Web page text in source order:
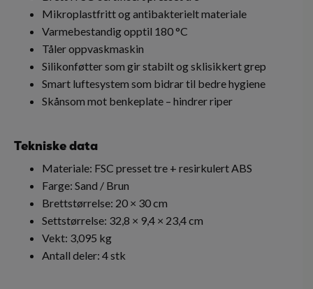
Mikroplastfritt og antibakterielt materiale
Varmebestandig opptil 180 °C
Tåler oppvaskmaskin
Silikonføtter som gir stabilt og sklisikkert grep
Smart luftesystem som bidrar til bedre hygiene
Skånsom mot benkeplate – hindrer riper
Tekniske data
Materiale: FSC presset tre + resirkulert ABS
Farge: Sand / Brun
Brettstørrelse: 20 × 30 cm
Settstørrelse: 32,8 × 9,4 × 23,4 cm
Vekt: 3,095 kg
Antall deler: 4 stk